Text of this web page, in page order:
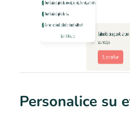
Personalice su